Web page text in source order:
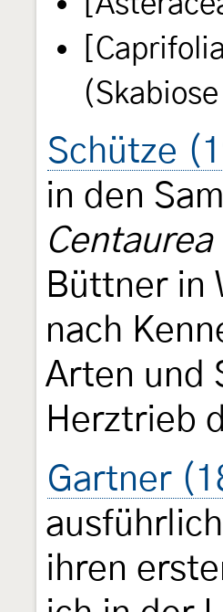
Schütze
in den
Centaurea
Büttner in
nach
Arten und
Herztrieb
Gartner
ihren